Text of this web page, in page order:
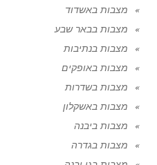
מצבות באשדוד
מצבות בבאר שבע
מצבות בנתיבות
מצבות באופקים
מצבות בשדרות
מצבות באשקלון
מצבות ביבנה
מצבות בגדרה